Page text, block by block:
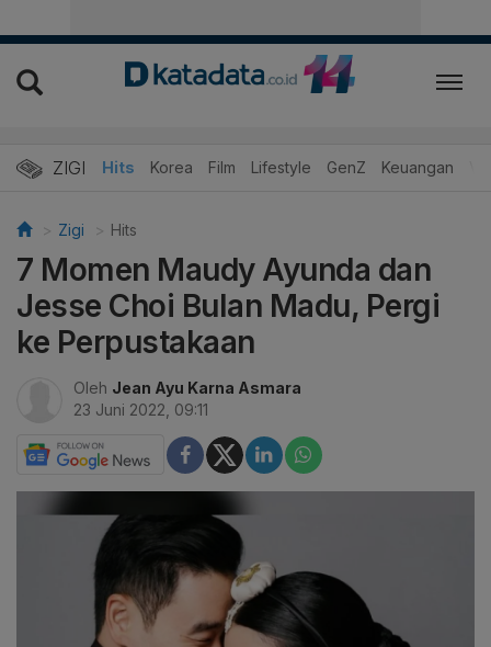
ZIGI Hits Korea Film Lifestyle GenZ Keuangan
Zigi Hits
7 Momen Maudy Ayunda dan
Jesse Choi Bulan Madu, Pergi
ke Perpustakaan
Oleh Jean Ayu Karna Asmara
23 Juni 2022, 09:11